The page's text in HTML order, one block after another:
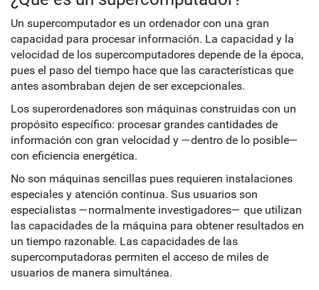
Un supercomputador es un ordenador con una gran
capacidad para procesar información. La capacidad y la
velocidad de los supercomputadores depende de la época,
pues el paso del tiempo hace que las características que
antes asombraban dejen de ser excepcionales.
Los superordenadores son máquinas construidas con un
propósito específico: procesar grandes cantidades de
información con gran velocidad y —dentro de lo posible—
con eficiencia energética.
No son máquinas sencillas pues requieren instalaciones
especiales y atención continua. Sus usuarios son
especialistas —normalmente investigadores— que utilizan
las capacidades de la máquina para obtener resultados en
un tiempo razonable. Las capacidades de las
supercomputadoras permiten el acceso de miles de
usuarios de manera simultánea.